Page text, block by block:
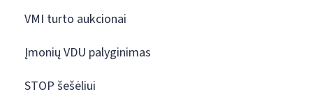
VMI turto aukcionai
Įmonių VDU palyginimas
STOP šešėliui